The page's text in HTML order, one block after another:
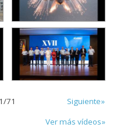
1/71
Siguiente»
Ver más vídeos»